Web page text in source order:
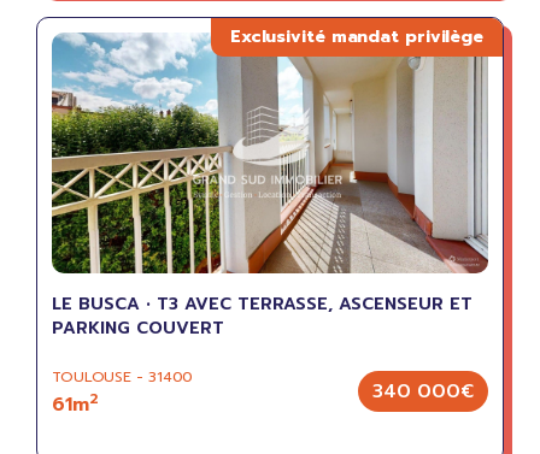
LE BUSCA • T3 AVEC TERRASSE, ASCENSEUR ET
PARKING COUVERT
TOULOUSE - 31400
61m2 340 000€